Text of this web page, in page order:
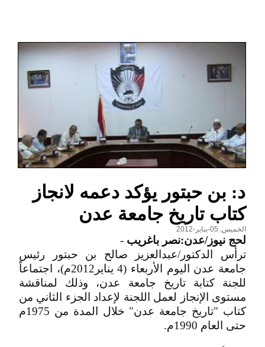
د: بن حبتور يؤكد دعمه لانجاز
كتاب تاريخ جامعة عدن
الخميس, 05-يناير-2012
لحج نيوز/عدن:نصر باغريب -
ترأس الدكتور/عبدالعزيز صالح بن حبتور رئيس
جامعة عدن اليوم الأربعاء (4 يناير2012م)، اجتماعاً
للجنة كتابة تاريخ جامعة عدن، وذلك لمناقشة
مستوى الإنجاز لعمل اللجنة لإعداد الجزء الثاني من
كتاب "تاريخ جامعة عدن" خلال المدة من 1975م
حتى العام 1990م.